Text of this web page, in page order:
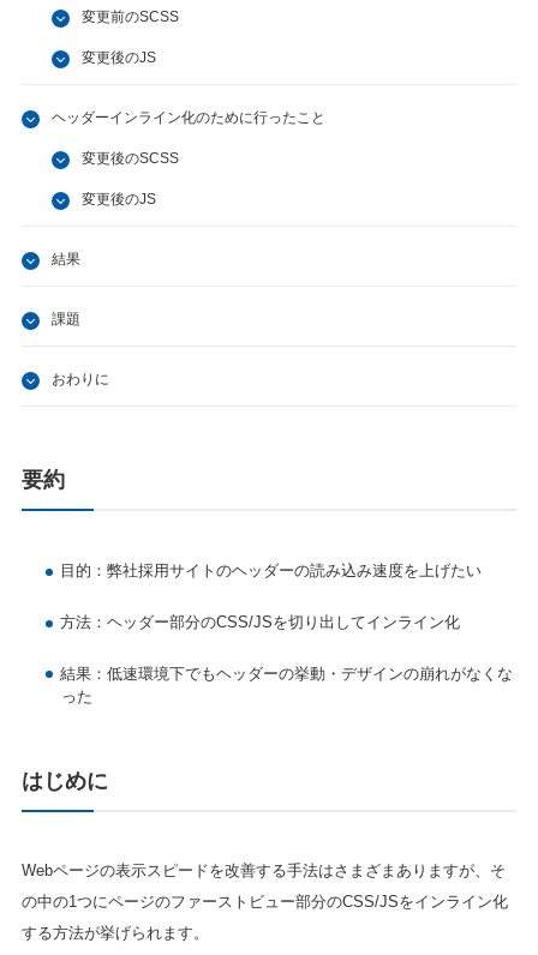
変更前のSCSS
変更後のJS
ヘッダーインライン化のために行ったこと
変更後のSCSS
変更後のJS
結果
課題
おわりに
要約
目的：弊社採用サイトのヘッダーの読み込み速度を上げたい
方法：ヘッダー部分のCSS/JSを切り出してインライン化
結果：低速環境下でもヘッダーの挙動・デザインの崩れがなくな
った
はじめに
Webページの表示スピードを改善する手法はさまざまありますが、そ
の中の1つにページのファーストビュー部分のCSS/JSをインライン化
する方法が挙げられます。